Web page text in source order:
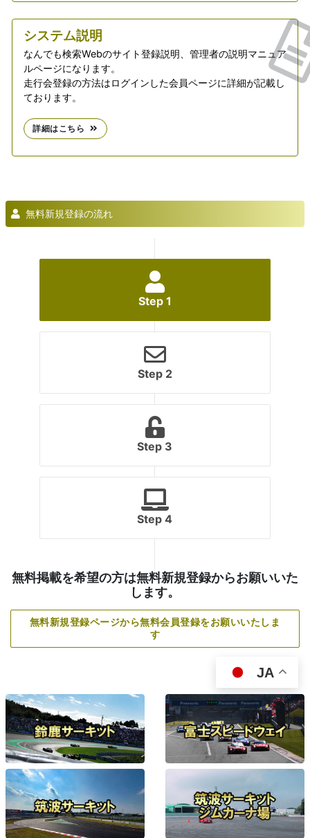
システム説明
なんでも検索Webのサイト登録説明、管理者の説明マニュア
ルページになります。
走行会登録の方法はログインした会員ページに詳細が記載し
ております。
詳細はこちら
無料新規登録の流れ
Step 1
Step 2
Step 3
Step 4
無料掲載を希望の方は無料新規登録からお願いいた
します。
無料新規登録ページから無料会員登録をお願いいたしま
す
JA